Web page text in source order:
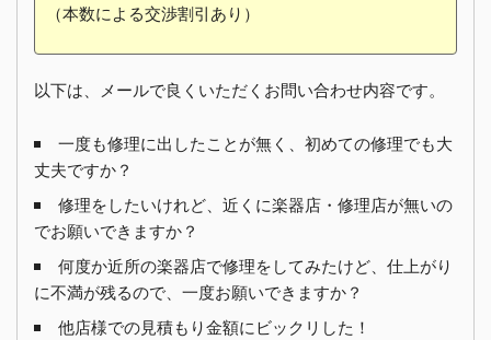
（本数による交渉割引あり）
以下は、メールで良くいただくお問い合わせ内容です。
一度も修理に出したことが無く、初めての修理でも大
丈夫ですか？
修理をしたいけれど、近くに楽器店・修理店が無いの
でお願いできますか？
何度か近所の楽器店で修理をしてみたけど、仕上がり
に不満が残るので、一度お願いできますか？
他店様での見積もり金額にビックリした！